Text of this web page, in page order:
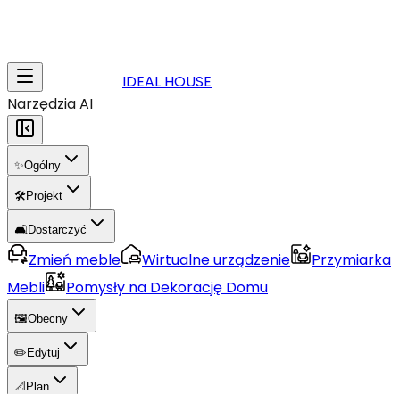
IDEAL HOUSE
Narzędzia AI
✨Ogólny
🛠️Projekt
🛋️Dostarczyć
Zmień meble Wirtualne urządzenie
Przymiarka
Mebli
Pomysły na Dekorację Domu
🖼️Obecny
✏️ Edytuj
📐 Plan